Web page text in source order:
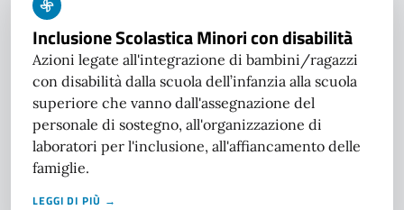
Inclusione Scolastica Minori con disabilità
Azioni legate all'integrazione di bambini/ragazzi
con disabilità dalla scuola dell’infanzia alla scuola
superiore che vanno dall'assegnazione del
personale di sostegno, all'organizzazione di
laboratori per l'inclusione, all'affiancamento delle
famiglie.
LEGGI DI PIÙ →